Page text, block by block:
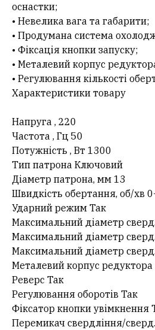
оснастки;
• Невелика вага та габарити;
• Продумана система
• Фіксація кнопки запуску;
• Металевий корпус
• Регулювання кількості
Характеристики товару
Напруга , 220
Частота , Гц 50
Потужність , Вт 1300
Тип патрона Ключовий
Діаметр патрона, мм 13
Швидкість обертання, об/хв
Ударний режим Так
Максимальний діаметр
Максимальний діаметр
Максимальний діаметр
Металевий корпус редуктора
Реверс Так
Регулювання оборотів Так
Фіксатор кнопки увімкнення
Перемикач свердління/